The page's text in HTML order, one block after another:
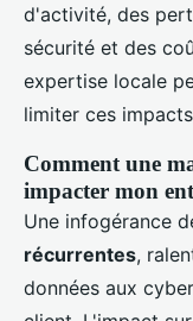
d'activité, des
sécurité et des
expertise locale
limiter ces
Comment une
impacter mon
Une infogérance
récurrentes,
données aux